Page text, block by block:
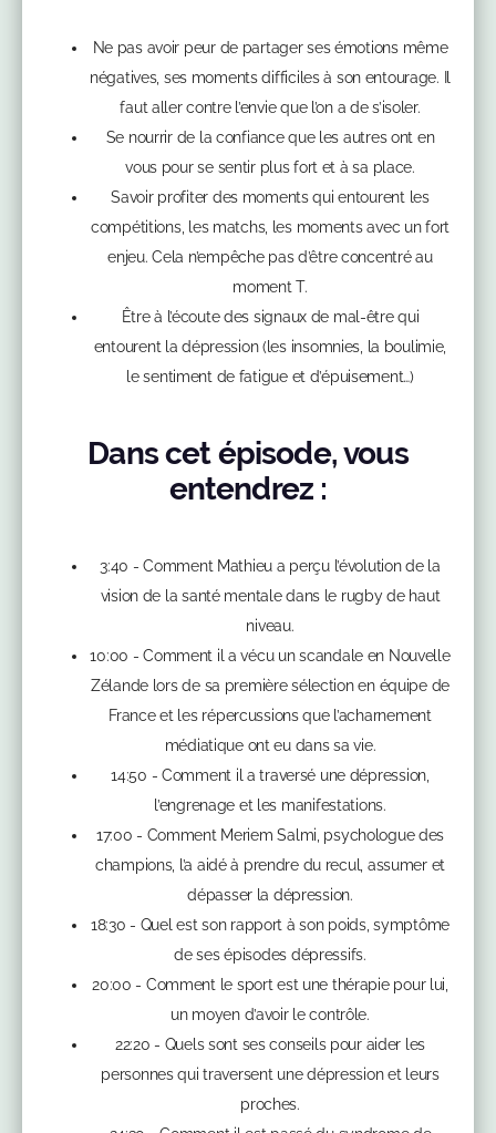
Ne pas avoir peur de partager ses émotions même
négatives, ses moments difficiles à son entourage. Il
faut aller contre l’envie que l’on a de s’isoler.
Se nourrir de la confiance que les autres ont en
vous pour se sentir plus fort et à sa place.
Savoir profiter des moments qui entourent les
compétitions, les matchs, les moments avec un fort
enjeu. Cela n’empêche pas d’être concentré au
moment T.
Être à l’écoute des signaux de mal-être qui
entourent la dépression (les insomnies, la boulimie,
le sentiment de fatigue et d’épuisement…)
Dans cet épisode, vous
entendrez :
3:40 - Comment Mathieu a perçu l’évolution de la
vision de la santé mentale dans le rugby de haut
niveau.
10:00 - Comment il a vécu un scandale en Nouvelle
Zélande lors de sa première sélection en équipe de
France et les répercussions que l’acharnement
médiatique ont eu dans sa vie.
14:50 - Comment il a traversé une dépression,
l’engrenage et les manifestations.
17:00 - Comment Meriem Salmi, psychologue des
champions, l’a aidé à prendre du recul, assumer et
dépasser la dépression.
18:30 - Quel est son rapport à son poids, symptôme
de ses épisodes dépressifs.
20:00 - Comment le sport est une thérapie pour lui,
un moyen d’avoir le contrôle.
22:20 - Quels sont ses conseils pour aider les
personnes qui traversent une dépression et leurs
proches.